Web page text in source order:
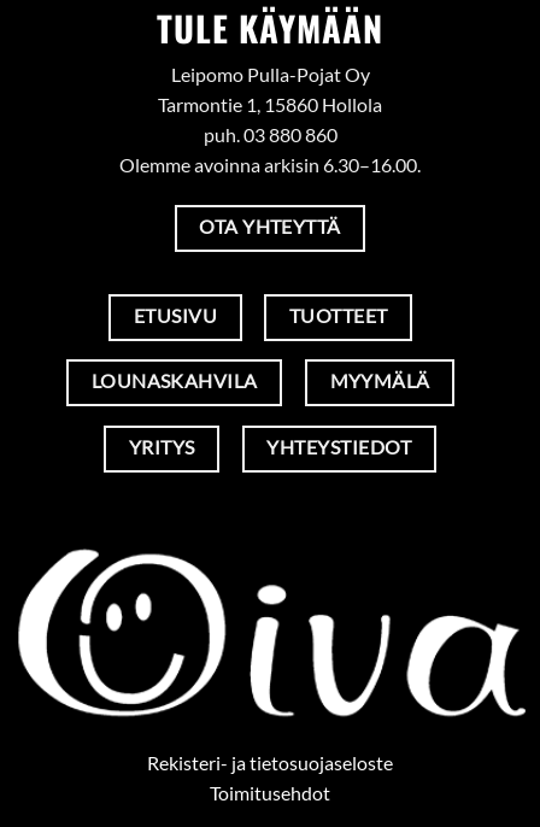
TULE KÄYMÄÄN
Leipomo Pulla-Pojat Oy
Tarmontie 1, 15860 Hollola
puh. 03 880 860
Olemme avoinna arkisin 6.30–16.00.
OTA YHTEYTTÄ
ETUSIVU TUOTTEET
LOUNASKAHVILA MYYMÄLÄ
YRITYS YHTEYSTIEDOT
Rekisteri- ja tietosuojaseloste
Toimitusehdot